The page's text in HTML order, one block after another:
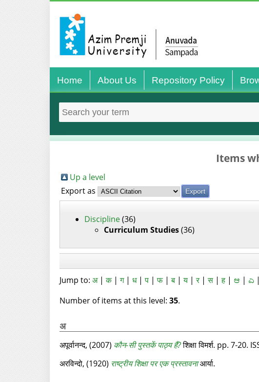
Home About Us Repository Policy
Items
Up a level
Export as
Discipline(36)
Curriculum Studies(36)
Jump to: अ|क|ग| ध|प|फ|ब|य|र|स|ह| ಆ | ಎ|
Number of items at this level: 35.
अ
अपूर्वानन्द, (2007) कौन-सी पुस्तकें पाठ्य हैं?शिक्षा विमर्श. pp. 7-20.
अरविन्दो, (1920) राष्ट्रीय शिक्षा पर एक प्रस्तावनाआर्या.